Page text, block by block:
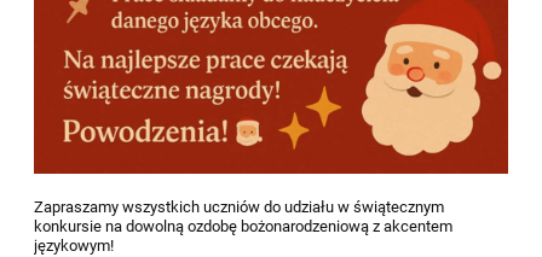
Zapraszamy wszystkich uczniów do udziału w świątecznym
konkursie na dowolną ozdobę bożonarodzeniową z akcentem
językowym!